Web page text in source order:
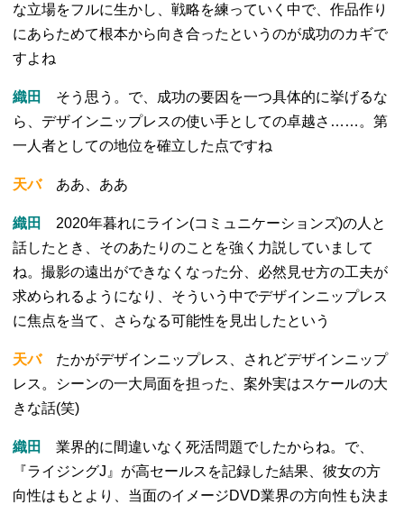
な立場をフルに生かし、戦略を練っていく中で、作品作り
にあらためて根本から向き合ったというのが成功のカギで
すよね
織田
そう思う。で、成功の要因を一つ具体的に挙げるな
ら、デザインニップレスの使い手としての卓越さ……。第
一人者としての地位を確立した点ですね
天バああ、ああ
織田
2020年暮れにライン(コミュニケーションズ)の人と
話したとき、そのあたりのことを強く力説していまして
ね。撮影の遠出ができなくなった分、必然見せ方の工夫が
求められるようになり、そういう中でデザインニップレス
に焦点を当て、さらなる可能性を見出したという
天バたかがデザインニップレス、されどデザインニップ
レス。シーンの一大局面を担った、案外実はスケールの大
きな話(笑)
織田
業界的に間違いなく死活問題でしたからね。で、
『ライジングJ』が高セールスを記録した結果、彼女の方
向性はもとより、当面のイメージDVD業界の方向性も決ま